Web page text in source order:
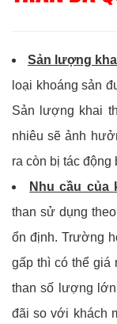
Sản lượng
loại khoáng sản
Sản lượng khai
nhiêu sẽ ảnh
ra còn bị tác động
Nhu cầu của
than sử dụng
ổn định. Trường
gấp thì có thể giá
than số lượng
đãi so với khách